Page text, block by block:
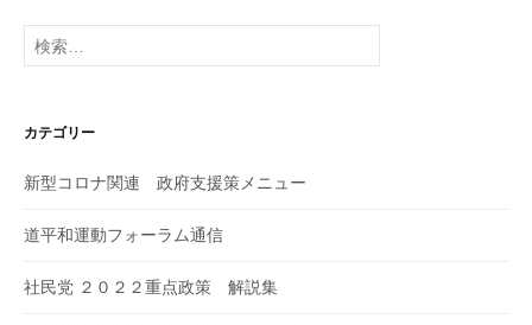
検
索:
カテゴリー
新型コロナ関連 政府支援策メニュー
道平和運動フォーラム通信
社民党 ２０２２重点政策 解説集